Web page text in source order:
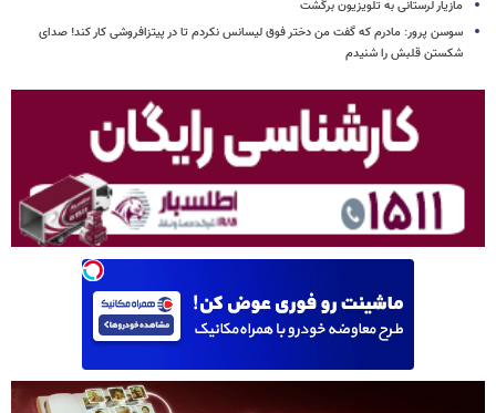
مازیار لرستانی به تلویزیون برگشت
سوسن پرور: مادرم که گفت من دختر فوق‌ لیسانس نکردم تا در پیتزافروشی کار کند! صدای
شکستن قلبش را شنیدم